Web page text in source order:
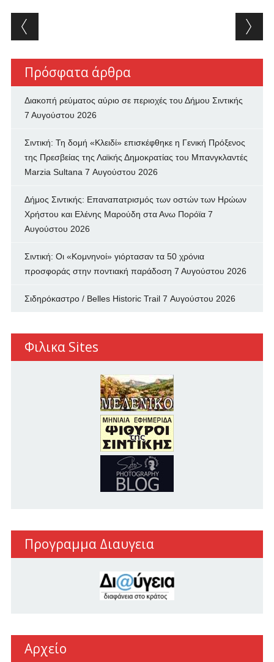
Post navigation
Πρόσφατα άρθρα
Διακοπή ρεύματος αύριο σε περιοχές του Δήμου Σιντικής
7 Αυγούστου 2026
Σιντική: Τη δομή «Κλειδί» επισκέφθηκε η Γενική Πρόξενος
της Πρεσβείας της Λαϊκής Δημοκρατίας του Μπανγκλαντές
Marzia Sultana 7 Αυγούστου 2026
Δήμος Σιντικής: Επαναπατρισμός των oστών των Ηρώων
Χρήστου και Ελένης Μαρούδη στα Ανω Πορόϊα 7
Αυγούστου 2026
Σιντική: Οι «Κομνηνοί» γιόρτασαν τα 50 χρόνια
προσφοράς στην ποντιακή παράδοση 7 Αυγούστου 2026
Σιδηρόκαστρο / Belles Historic Trail 7 Αυγούστου 2026
Φιλικα Sites
Προγραμμα Διαυγεια
Αρχείο